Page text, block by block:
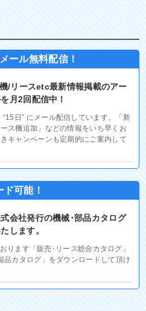
ール無料配信！
/リースetc最新情報掲載のアー
月2回配信中！
“15日” にメール配信しています。「新
ス機追加」などの情報をいち早くお
キャンペーンも定期的にご案内して
可能！
会社発行の機械･部品カタログ
します。
ります「販売･リース総合カタログ」
品カタログ」をダウンロードして頂け